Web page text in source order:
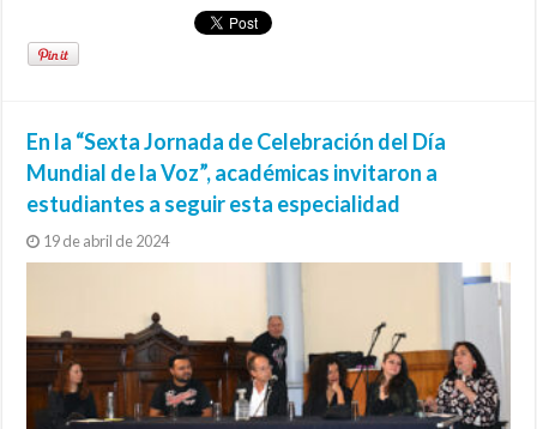
En la “Sexta Jornada de Celebración del Día
Mundial de la Voz”, académicas invitaron a
estudiantes a seguir esta especialidad
19 de abril de 2024